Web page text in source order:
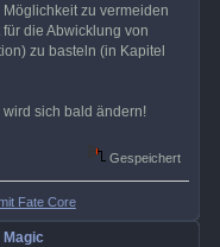
zu vermeiden
die Abwicklung von
zu basteln (in Kapitel
sich bald ändern!
Gespeichert
Fate Core
Magic